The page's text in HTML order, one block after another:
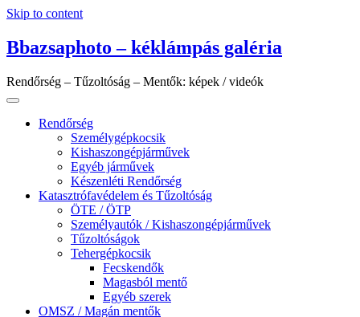
Skip to content
Bbazsaphoto – kéklámpás galéria
Rendőrség – Tűzoltóság – Mentők: képek / videók
Rendőrség
Személygépkocsik
Kishaszongépjárművek
Egyéb járművek
Készenléti Rendőrség
Katasztrófavédelem és Tűzoltóság
ÖTE / ÖTP
Személyautók / Kishaszongépjárművek
Tűzoltóságok
Tehergépkocsik
Fecskendők
Magasból mentő
Egyéb szerek
OMSZ / Magán mentők